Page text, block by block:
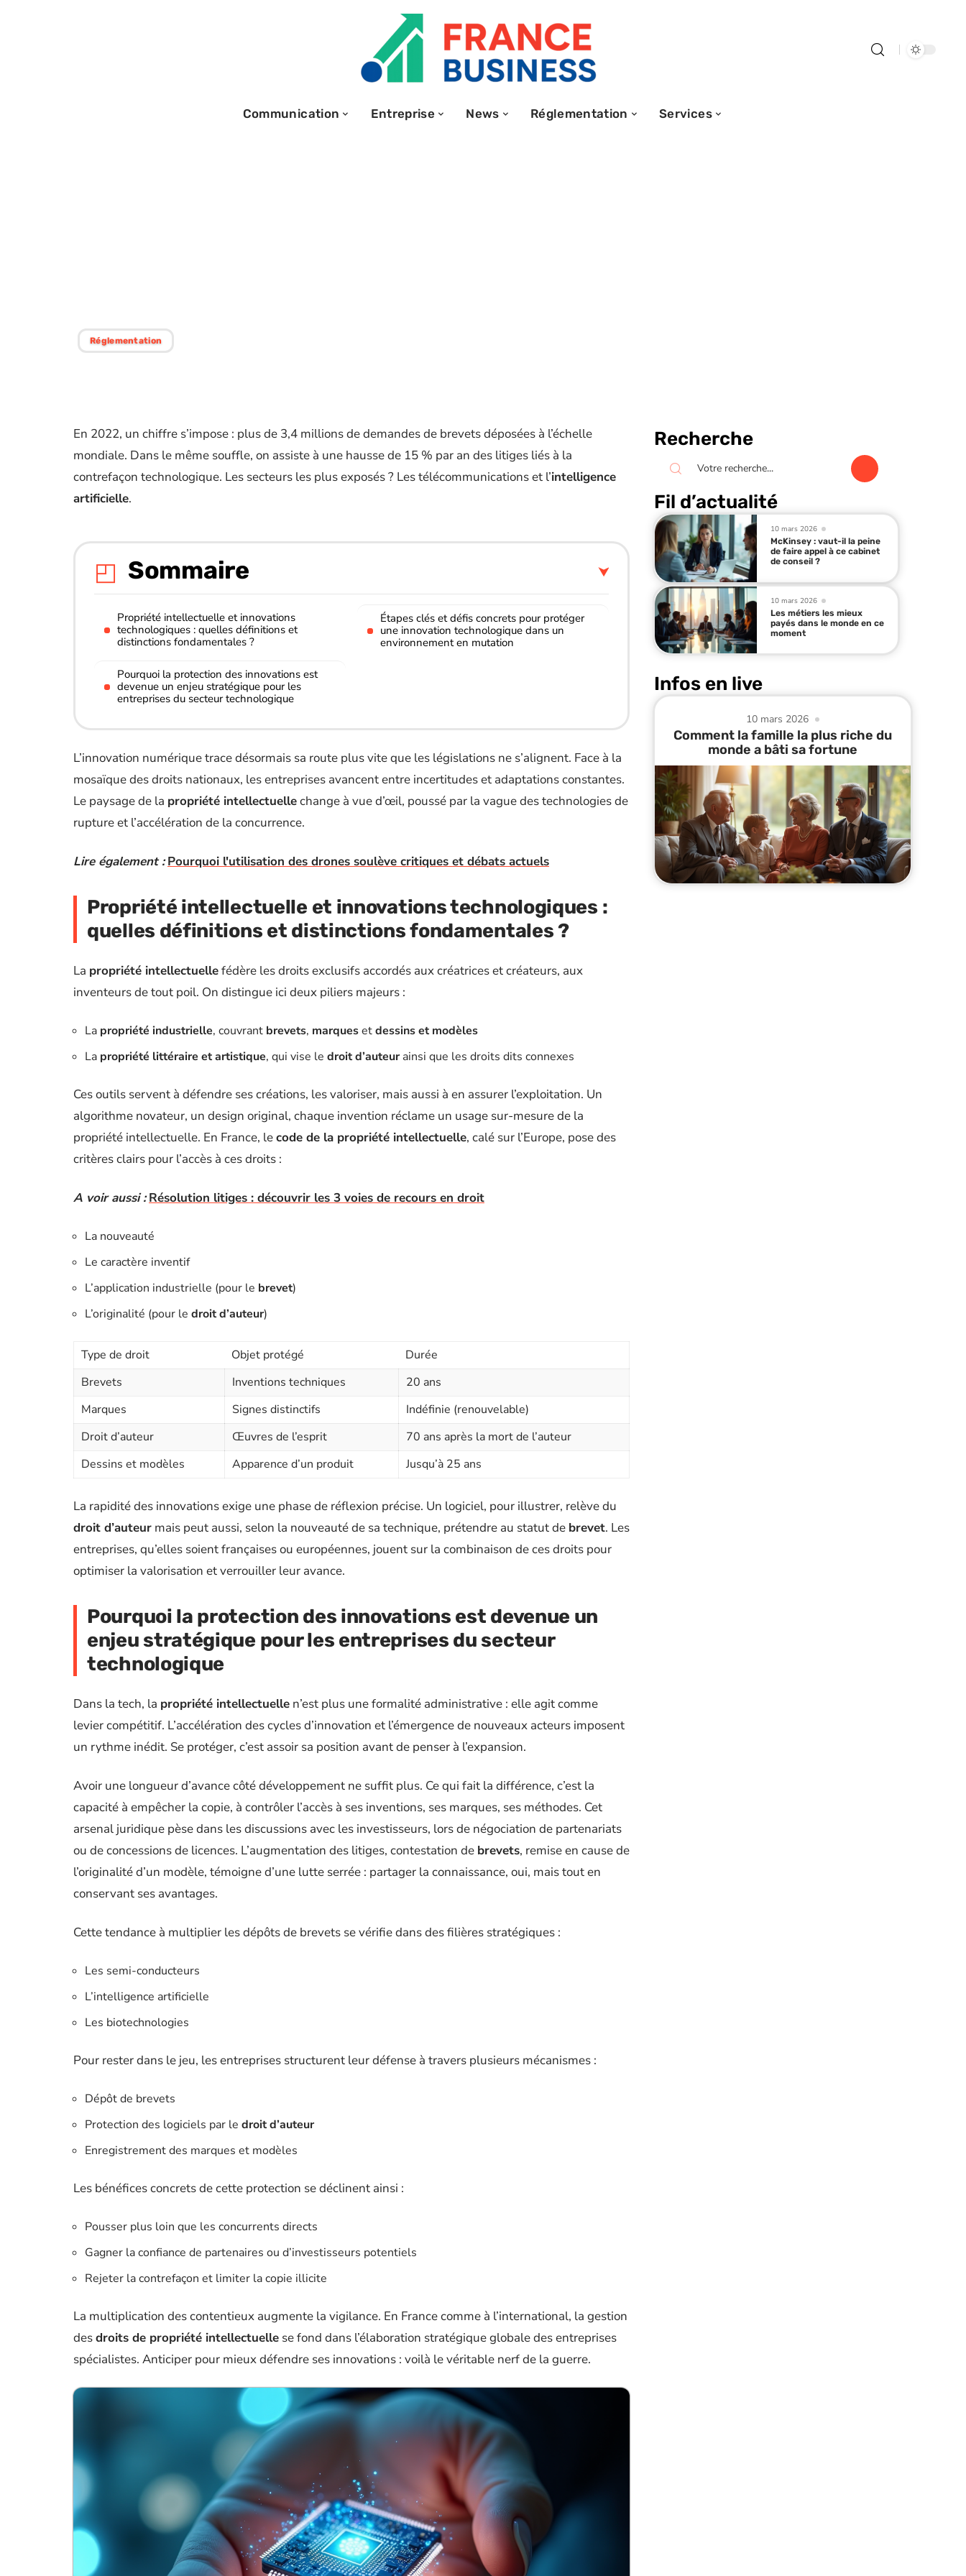
Communication Entreprise News Réglementation Services
Réglementation
En 2022, un chiffre s’impose : plus de 3,4 millions de demandes de brevets déposées à l’échelle
mondiale. Dans le même souffle, on assiste à une hausse de 15 % par an des litiges liés à la
contrefaçon technologique. Les secteurs les plus exposés ? Les télécommunications et l’intelligence
artificielle.
Sommaire
Propriété intellectuelle et innovations
technologiques : quelles définitions et
distinctions fondamentales ?
Pourquoi la protection des innovations est
devenue un enjeu stratégique pour les
entreprises du secteur technologique
Étapes clés et défis concrets pour protéger
une innovation technologique dans un
environnement en mutation
L’innovation numérique trace désormais sa route plus vite que les législations ne s’alignent. Face à la
mosaïque des droits nationaux, les entreprises avancent entre incertitudes et adaptations constantes.
Le paysage de la propriété intellectuellechange à vue d’œil, poussé par la vague des technologies de
rupture et l’accélération de la concurrence.
Lire également : Pourquoi l'utilisation des drones soulève critiques et débats actuels
Propriété intellectuelle et innovations technologiques :
quelles définitions et distinctions fondamentales ?
La propriété intellectuellefédère les droits exclusifs accordés aux créatrices et créateurs, aux
inventeurs de tout poil. On distingue ici deux piliers majeurs :
La propriété industrielle, couvrant brevets, marquesetdessins et modèles
La propriété littéraire et artistique, qui vise le droit d’auteur ainsi que les droits dits connexes
Ces outils servent à défendre ses créations, les valoriser, mais aussi à en assurer l’exploitation. Un
algorithme novateur, un design original, chaque invention réclame un usage sur-mesure de la
propriété intellectuelle. En France, lecode de la propriété intellectuelle, calé sur l’Europe, pose des
critères clairs pour l’accès à ces droits :
A voir aussi : Résolution litiges : découvrir les 3 voies de recours en droit
La nouveauté
Le caractère inventif
L’application industrielle (pour le brevet)
L’originalité (pour le droit d’auteur)
Type de droit Objet protégé
Durée
Brevets
Inventions techniques
20 ans
Marques
Signes distinctifs
Indéfinie (renouvelable)
Droit d’auteur
Œuvres de l’esprit
70 ans après la mort de l’auteur
Dessins et modèles
Apparence d’un produit Jusqu’à 25 ans
La rapidité des innovations exige une phase de réflexion précise. Un logiciel, pour illustrer, relève du
droit d’auteur mais peut aussi, selon la nouveauté de sa technique, prétendre au statut de brevet. Les
entreprises, qu’elles soient françaises ou européennes, jouent sur la combinaison de ces droits pour
optimiser la valorisation et verrouiller leur avance.
Pourquoi la protection des innovations est devenue un
enjeu stratégique pour les entreprises du secteur
technologique
Dans la tech, la propriété intellectuelle n’est plus une formalité administrative : elle agit comme
levier compétitif. L’accélération des cycles d’innovation et l’émergence de nouveaux acteurs imposent
un rythme inédit. Se protéger, c’est assoir sa position avant de penser à l’expansion.
Avoir une longueur d’avance côté développement ne suffit plus. Ce qui fait la différence, c’est la
capacité à empêcher la copie, à contrôler l’accès à ses inventions, ses marques, ses méthodes. Cet
arsenal juridique pèse dans les discussions avec les investisseurs, lors de négociation de partenariats
ou de concessions de licences. L’augmentation des litiges, contestation de brevets, remise en cause de
l’originalité d’un modèle, témoigne d’une lutte serrée : partager la connaissance, oui, mais tout en
conservant ses avantages.
Cette tendance à multiplier les dépôts de brevets se vérifie dans des filières stratégiques :
Les semi-conducteurs
L’intelligence artificielle
Les biotechnologies
Pour rester dans le jeu, les entreprises structurent leur défense à travers plusieurs mécanismes :
Dépôt de brevets
Protection des logiciels par le droit d’auteur
Enregistrement des marques et modèles
Les bénéfices concrets de cette protection se déclinent ainsi :
Pousser plus loin que les concurrents directs
Gagner la confiance de partenaires ou d’investisseurs potentiels
Rejeter la contrefaçon et limiter la copie illicite
La multiplication des contentieux augmente la vigilance. En France comme à l’international, la gestion
desdroits de propriété intellectuelle se fond dans l’élaboration stratégique globale des entreprises
spécialistes. Anticiper pour mieux défendre ses innovations : voilà le véritable nerf de la guerre.
Recherche
Fil d’actualité
10 mars 2026
McKinsey : vaut-il la peine
de faire appel à ce cabinet
de conseil ?
10 mars 2026
Les métiers les mieux
payés dans le monde en ce
moment
Infos en live
10 mars 2026
Comment la famille la plus riche du
monde a bâti sa fortune